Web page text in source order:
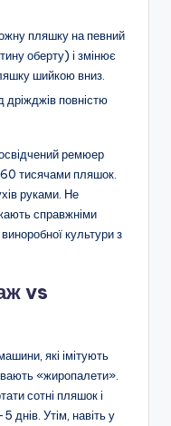
пляшку на певний
оберту) і змінює
шийкою вниз.
дріжджів повністю
ремюер
тисячами пляшок.
руками. Не
справжніми
культури з
vs
які імітують
«жиропалети».
сотні пляшок і
Утім, навіть у